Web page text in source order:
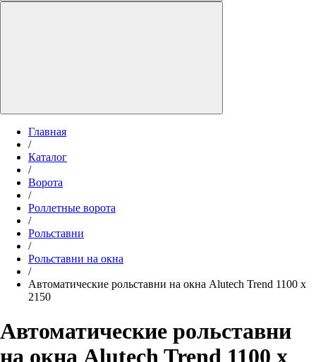
Главная
/
Каталог
/
Ворота
/
Роллетные ворота
/
Рольставни
/
Рольставни на окна
/
Автоматические рольставни на окна Alutech Trend 1100 х
2150
Автоматические рольставни
на окна Alutech Trend 1100 х